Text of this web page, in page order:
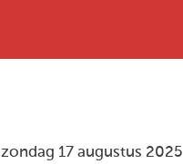
zondag 17 augustus 2025